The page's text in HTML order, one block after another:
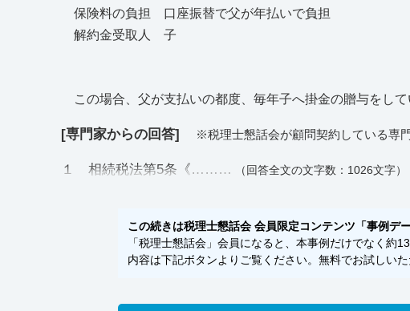
保険料の負担 口座振替で父が年払いで負担
解約金受取人 子
この場合、父が支払いの都度、毎年子へ掛金の贈与をして
[専門家からの回答] ※税理士懇話会が顧問契約している専
１ 相続税法第5条《……… （回答全文の文字数：1026文字）
この続きは税理士懇話会 会員限定コンテンツ「事例デ
「税理士懇話会」会員になると、本事例だけでなく約
内容は下記ボタンよりご覧ください。無料でお試しい